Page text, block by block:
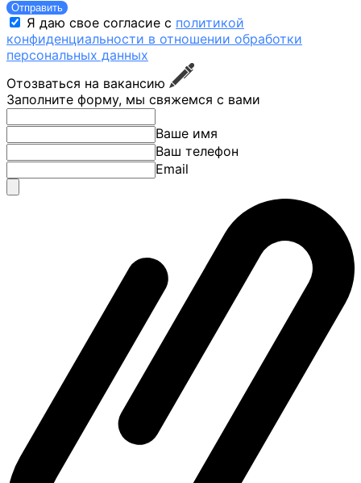
Отправить
Я даю свое согласие с политикой
конфиденциальности в отношении обработки
персональных данных
Отозваться на вакансию
Заполните форму, мы свяжемся с вами
Ваше имя
Ваш телефон
Email